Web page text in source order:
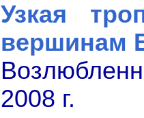
Узкая
вершинам
2008 г.